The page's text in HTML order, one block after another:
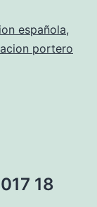
española,
portero
18